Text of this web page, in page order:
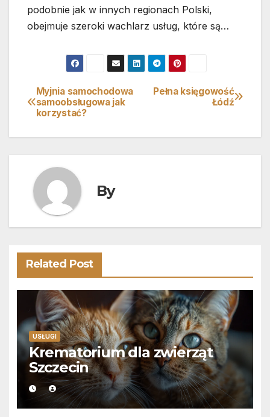
podobnie jak w innych regionach Polski,
obejmuje szeroki wachlarz usług, które są…
Nawigacja
wpisu
Pełna księgowość
Łódź
Myjnia samochodowa
samoobsługowa jak
korzystać?
By
Related Post
USŁUGI
Krematorium dla zwierząt
Szczecin